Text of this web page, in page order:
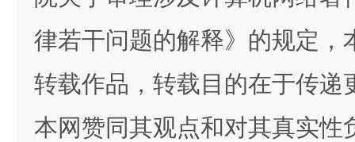
律若干问题的解释》的规定，
转载作品，转载目的在于传递
本网赞同其观点和对其真实性